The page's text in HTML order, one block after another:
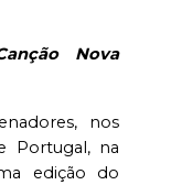
Nova
nos
Portugal, na
edição do